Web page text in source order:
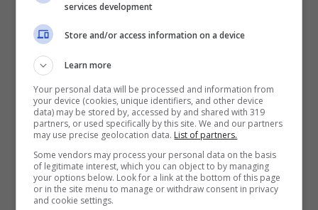
Questo ortaggio piccante sembra in grado
di dare unasvegliata al metabolismo
favorendo la perdita di peso
risultato di uno
ricercatori dell’Università della California
sulla diidro capsiato, una sostanza
presente in molti peperoni e peperoncini
dolci. I volontari, tutti in sovrappeso, che
hanno preso questo principio attivo, (sotto
services development
Store and/or access information on a device
Learn more
Your personal data will be processed and information from
your device (cookies, unique identifiers, and other device
data) may be stored by, accessed by and shared with 319
partners, or used specifically by this site. We and our partners
may use precise geolocation data. List of partners.
Some vendors may process your personal data on the basis
of legitimate interest, which you can object to by managing
your options below. Look for a link at the bottom of this page
or in the site menu to manage or withdraw consent in privacy
and cookie settings.